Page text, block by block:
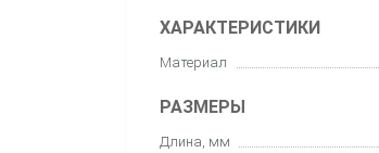
ХАРАКТЕРИСТИКИ
Материал
РАЗМЕРЫ
Длина, мм